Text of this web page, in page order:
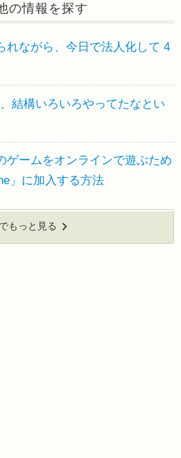
の情報を探す
れながら、今日で法人化して 4
結構いろいろやってたなとい
ゲームをオンラインで遊ぶため
」に加入する方法
もっと見る